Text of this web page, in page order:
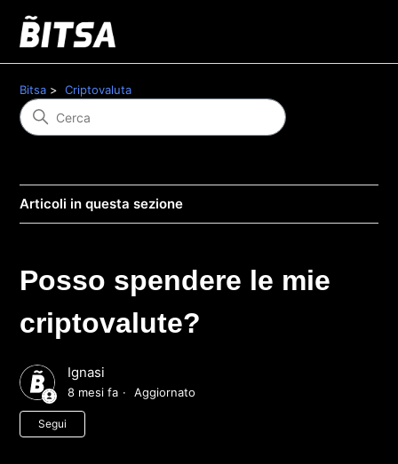
Bitsa Criptovaluta
Articoli in questa sezione
Posso spendere le mie
criptovalute?
Ignasi
8 mesi fa Aggiornato
Segui